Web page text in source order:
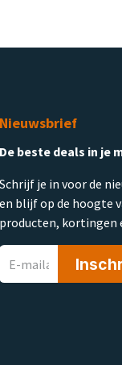
Nieuwsbrief
De beste deals in je
Schrijf je in voor de
en blijf op de hoogte
producten, kortingen